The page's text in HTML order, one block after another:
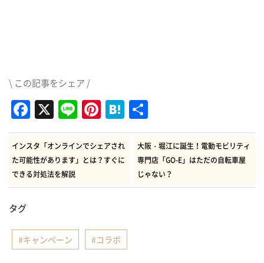
\ この記事をシェア /
Facebook
X LinePinterest
Hatena
有
インスタ「オンラインでシェアされ
た可能性があります」とは？すぐに
できる対処法を解説
大阪・堀江に誕生！電動モビリティ
専門店「GO-E」はただの自転車屋
じゃない？
タグ
キャンペーン コラボ